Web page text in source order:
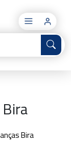
×
Bira